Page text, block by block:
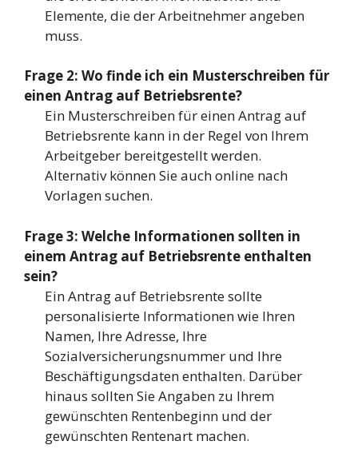
Elemente, die der Arbeitnehmer angeben
muss.
Frage 2: Wo finde ich ein Musterschreiben für
einen Antrag auf Betriebsrente?
Ein Musterschreiben für einen Antrag auf
Betriebsrente kann in der Regel von Ihrem
Arbeitgeber bereitgestellt werden.
Alternativ können Sie auch online nach
Vorlagen suchen.
Frage 3: Welche Informationen sollten in
einem Antrag auf Betriebsrente enthalten
sein?
Ein Antrag auf Betriebsrente sollte
personalisierte Informationen wie Ihren
Namen, Ihre Adresse, Ihre
Sozialversicherungsnummer und Ihre
Beschäftigungsdaten enthalten. Darüber
hinaus sollten Sie Angaben zu Ihrem
gewünschten Rentenbeginn und der
gewünschten Rentenart machen.